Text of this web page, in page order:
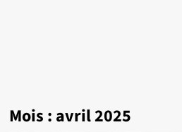
Mois : avril 2025